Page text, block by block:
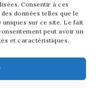
Consentir à ces
données telles que le
sur ce site. Le fait
peut avoir un
et caractéristiques.
des célébrités.
poterie, je trouve le
Mère d'un
lui l'amour de